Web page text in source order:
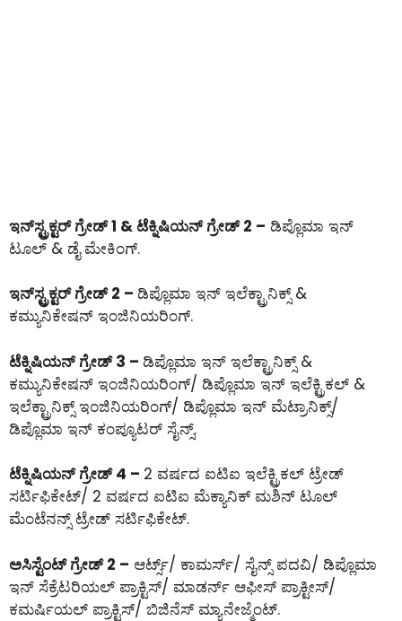
ಇನ್‌ಸ್ಟ್ರಕ್ಟರ್ ಗ್ರೇಡ್ 1 & ಟೆಕ್ನಿಷಿಯನ್ ಗ್ರೇಡ್ 2 – ಡಿಪ್ಲೊಮಾ ಇನ್
ಟೂಲ್ & ಡೈ ಮೇಕಿಂಗ್.
ಇನ್‌ಸ್ಟ್ರಕ್ಟರ್ ಗ್ರೇಡ್ 2 – ಡಿಪ್ಲೊಮಾ ಇನ್ ಇಲೆಕ್ಟ್ರಾನಿಕ್ಸ್ &
ಕಮ್ಯುನಿಕೇಷನ್ ಇಂಜಿನಿಯರಿಂಗ್.
ಟೆಕ್ನಿಷಿಯನ್ ಗ್ರೇಡ್ 3 – ಡಿಪ್ಲೊಮಾ ಇನ್ ಇಲೆಕ್ಟ್ರಾನಿಕ್ಸ್ &
ಕಮ್ಯುನಿಕೇಷನ್ ಇಂಜಿನಿಯರಿಂಗ್/ ಡಿಪ್ಲೊಮಾ ಇನ್ ಇಲೆಕ್ಟ್ರಿಕಲ್ &
ಇಲೆಕ್ಟ್ರಾನಿಕ್ಸ್ ಇಂಜಿನಿಯರಿಂಗ್/ ಡಿಪ್ಲೊಮಾ ಇನ್ ಮೆಟ್ರಾನಿಕ್ಸ್/
ಡಿಪ್ಲೊಮಾ ಇನ್ ಕಂಪ್ಯೂಟರ್ ಸೈನ್ಸ್.
ಟೆಕ್ನಿಷಿಯನ್ ಗ್ರೇಡ್ 4 – 2 ವರ್ಷದ ಐಟಿಐ ಇಲೆಕ್ಟ್ರಿಕಲ್ ಟ್ರೇಡ್
ಸರ್ಟಿಫಿಕೇಟ್/ 2 ವರ್ಷದ ಐಟಿಐ ಮೆಕ್ಯಾನಿಕ್ ಮಶಿನ್ ಟೂಲ್
ಮೆಂಟೆನನ್ಸ್ ಟ್ರೇಡ್ ಸರ್ಟಿಫಿಕೇಟ್.
ಅಸಿಸ್ಟೆಂಟ್ ಗ್ರೇಡ್ 2 – ಆರ್ಟ್ಸ್/ ಕಾಮರ್ಸ್/ ಸೈನ್ಸ್ ಪದವಿ/ ಡಿಪ್ಲೊಮಾ
ಇನ್ ಸೆಕ್ರೆಟರಿಯಲ್ ಪ್ರಾಕ್ಟಿಸ್/ ಮಾಡರ್ನ್ ಆಫೀಸ್ ಪ್ರಾಕ್ಟೀಸ್/
ಕಮರ್ಷಿಯಲ್ ಪ್ರಾಕ್ಟಿಸ್/ ಬಿಜಿನೆಸ್ ಮ್ಯಾನೇಜ್ಮೆಂಟ್.